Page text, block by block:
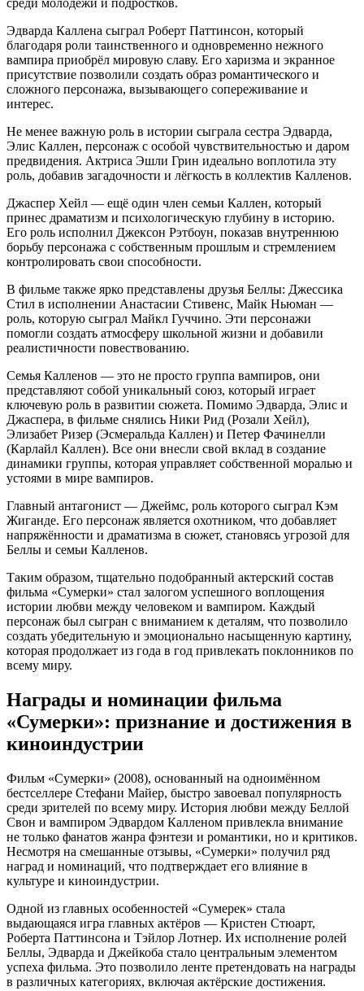
среди молодежи и подростков.
Эдварда Каллена сыграл Роберт Паттинсон, который
благодаря роли таинственного и одновременно нежного
вампира приобрёл мировую славу. Его харизма и экранное
присутствие позволили создать образ романтического и
сложного персонажа, вызывающего сопереживание и
интерес.
Не менее важную роль в истории сыграла сестра Эдварда,
Элис Каллен, персонаж с особой чувствительностью и даром
предвидения. Актриса Эшли Грин идеально воплотила эту
роль, добавив загадочности и лёгкость в коллектив Калленов.
Джаспер Хейл — ещё один член семьи Каллен, который
принес драматизм и психологическую глубину в историю.
Его роль исполнил Джексон Рэтбоун, показав внутреннюю
борьбу персонажа с собственным прошлым и стремлением
контролировать свои способности.
В фильме также ярко представлены друзья Беллы: Джессика
Стил в исполнении Анастасии Стивенс, Майк Ньюман —
роль, которую сыграл Майкл Гуччино. Эти персонажи
помогли создать атмосферу школьной жизни и добавили
реалистичности повествованию.
Семья Калленов — это не просто группа вампиров, они
представляют собой уникальный союз, который играет
ключевую роль в развитии сюжета. Помимо Эдварда, Элис и
Джаспера, в фильме снялись Ники Рид (Розали Хейл),
Элизабет Ризер (Эсмеральда Каллен) и Петер Фачинелли
(Карлайл Каллен). Все они внесли свой вклад в создание
динамики группы, которая управляет собственной моралью и
устоями в мире вампиров.
Главный антагонист — Джеймс, роль которого сыграл Кэм
Жиганде. Его персонаж является охотником, что добавляет
напряжённости и драматизма в сюжет, становясь угрозой для
Беллы и семьи Калленов.
Таким образом, тщательно подобранный актерский состав
фильма «Сумерки» стал залогом успешного воплощения
истории любви между человеком и вампиром. Каждый
персонаж был сыгран с вниманием к деталям, что позволило
создать убедительную и эмоционально насыщенную картину,
которая продолжает из года в год привлекать поклонников по
всему миру.
Награды и номинации фильма
«Сумерки»: признание и достижения в
киноиндустрии
Фильм «Сумерки» (2008), основанный на одноимённом
бестселлере Стефани Майер, быстро завоевал популярность
среди зрителей по всему миру. История любви между Беллой
Свон и вампиром Эдвардом Калленом привлекла внимание
не только фанатов жанра фэнтези и романтики, но и критиков.
Несмотря на смешанные отзывы, «Сумерки» получил ряд
наград и номинаций, что подтверждает его влияние в
культуре и киноиндустрии.
Одной из главных особенностей «Сумерек» стала
выдающаяся игра главных актёров — Кристен Стюарт,
Роберта Паттинсона и Тэйлор Лотнер. Их исполнение ролей
Беллы, Эдварда и Джейкоба стало центральным элементом
успеха фильма. Это позволило ленте претендовать на награды
в различных категориях, включая актёрские достижения.